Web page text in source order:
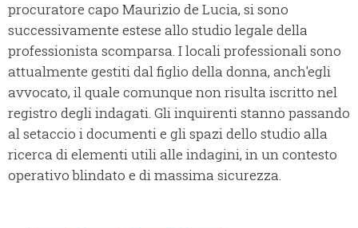
procuratore capo Maurizio de Lucia, si sono
successivamente estese allo studio legale della
professionista scomparsa. I locali professionali sono
attualmente gestiti dal figlio della donna, anch'egli
avvocato, il quale comunque non risulta iscritto nel
registro degli indagati. Gli inquirenti stanno passando
al setaccio i documenti e gli spazi dello studio alla
ricerca di elementi utili alle indagini, in un contesto
operativo blindato e di massima sicurezza.